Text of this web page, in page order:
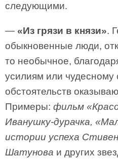
следующими.
— «Из грязи в князи».
обыкновенные люди,
то необычное,
усилиям или чудесному
обстоятельств
Примеры: фильм
Иванушку-дурачка,
истории успеха
Шатунова и других